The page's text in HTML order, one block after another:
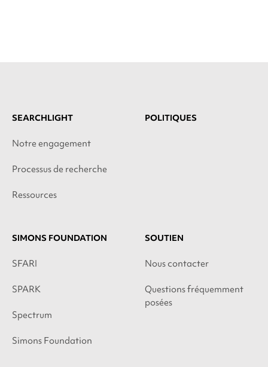
SEARCHLIGHT
Notre engagement
Processus de recherche
Ressources
POLITIQUES
SIMONS FOUNDATION
SFARI
SPARK
Spectrum
Simons Foundation
SOUTIEN
Nous contacter
Questions fréquemment
posées